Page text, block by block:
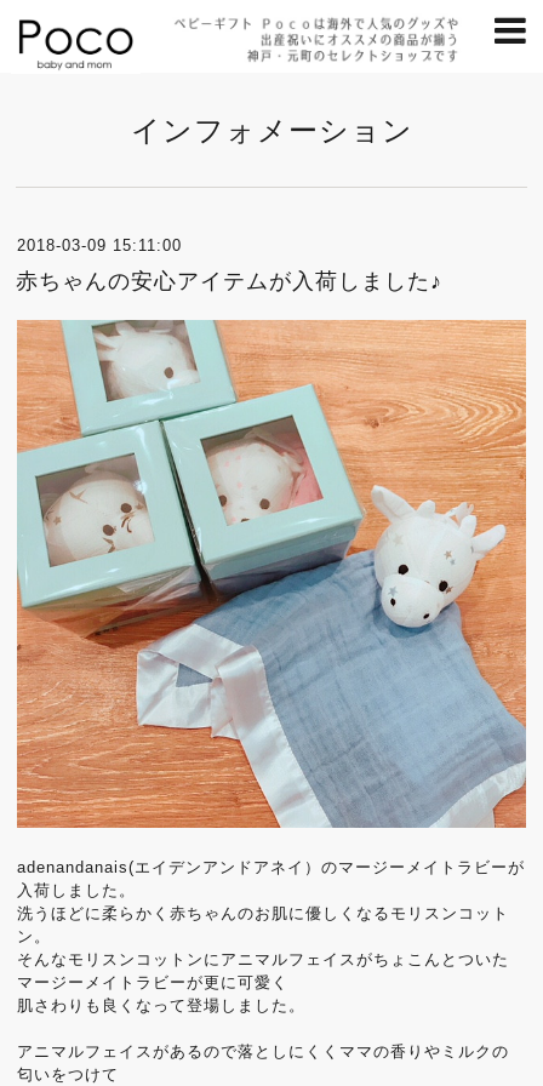
インフォメーション
2018-03-09 15:11:00
赤ちゃんの安心アイテムが入荷しました♪
adenandanais(エイデンアンドアネイ）のマージーメイトラビーが
入荷しました。
洗うほどに柔らかく赤ちゃんのお肌に優しくなるモリスンコット
ン。
そんなモリスンコットンにアニマルフェイスがちょこんとついた
マージーメイトラビーが更に可愛く
肌さわりも良くなって登場しました。
アニマルフェイスがあるので落としにくくママの香りやミルクの
匂いをつけて